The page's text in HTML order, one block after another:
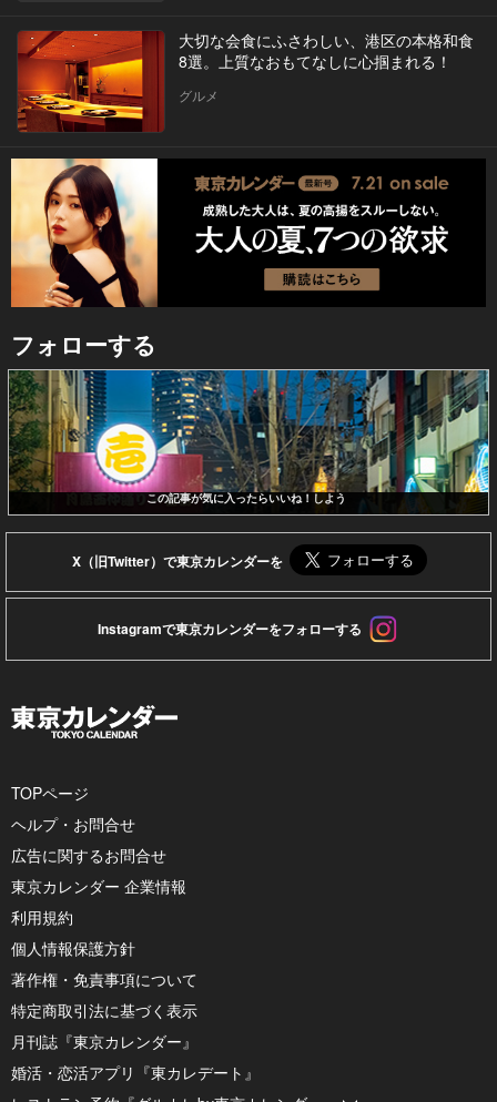
大切な会食にふさわしい、港区の本格和食
8選。上質なおもてなしに心掴まれる！
グルメ
フォローする
この記事が気に入ったらいいね！しよう
X（旧Twitter）で東京カレンダーを
Instagramで東京カレンダーをフォローする
TOPページ
ヘルプ・お問合せ
広告に関するお問合せ
東京カレンダー 企業情報
利用規約
個人情報保護方針
著作権・免責事項について
特定商取引法に基づく表示
月刊誌『東京カレンダー』
婚活・恋活アプリ『東カレデート』